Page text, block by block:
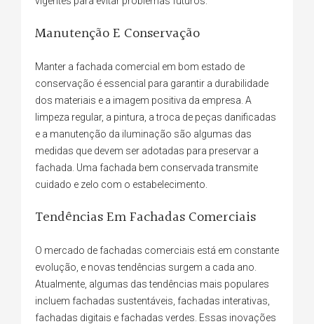
Manutenção E Conservação
Manter a fachada comercial em bom estado de
conservação é essencial para garantir a durabilidade
dos materiais e a imagem positiva da empresa. A
limpeza regular, a pintura, a troca de peças danificadas
e a manutenção da iluminação são algumas das
medidas que devem ser adotadas para preservar a
fachada. Uma fachada bem conservada transmite
cuidado e zelo com o estabelecimento.
Tendências Em Fachadas Comerciais
O mercado de fachadas comerciais está em constante
evolução, e novas tendências surgem a cada ano.
Atualmente, algumas das tendências mais populares
incluem fachadas sustentáveis, fachadas interativas,
fachadas digitais e fachadas verdes. Essas inovações